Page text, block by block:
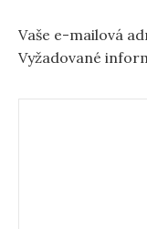
Vaše e-mailová
Vyžadované